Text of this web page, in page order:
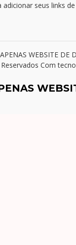
adicionar seus links
WEBSITE DE
Com